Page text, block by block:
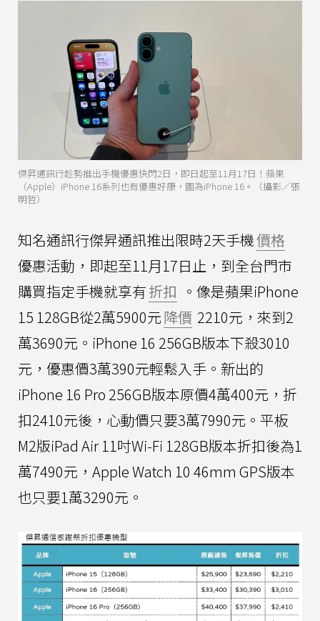
傑昇通訊行趁勢推出手機優惠快閃2日，即日起至11月17日！蘋果
（Apple）iPhone 16系列也有優惠好康，圖為iPhone 16。（攝影／張
明哲）
知名通訊行傑昇通訊推出限時2天手機價格
優惠活動，即起至11月17日止，到全台門市
購買指定手機就享有折扣 。像是蘋果iPhone
15 128GB從2萬5900元降價 2210元，來到2
萬3690元。iPhone 16 256GB版本下殺3010
元，優惠價3萬390元輕鬆入手。新出的
iPhone 16 Pro 256GB版本原價4萬400元，折
扣2410元後，心動價只要3萬7990元。平板
M2版iPad Air 11吋Wi-Fi 128GB版本折扣後為1
萬7490元，Apple Watch 10 46mm GPS版本
也只要1萬3290元。